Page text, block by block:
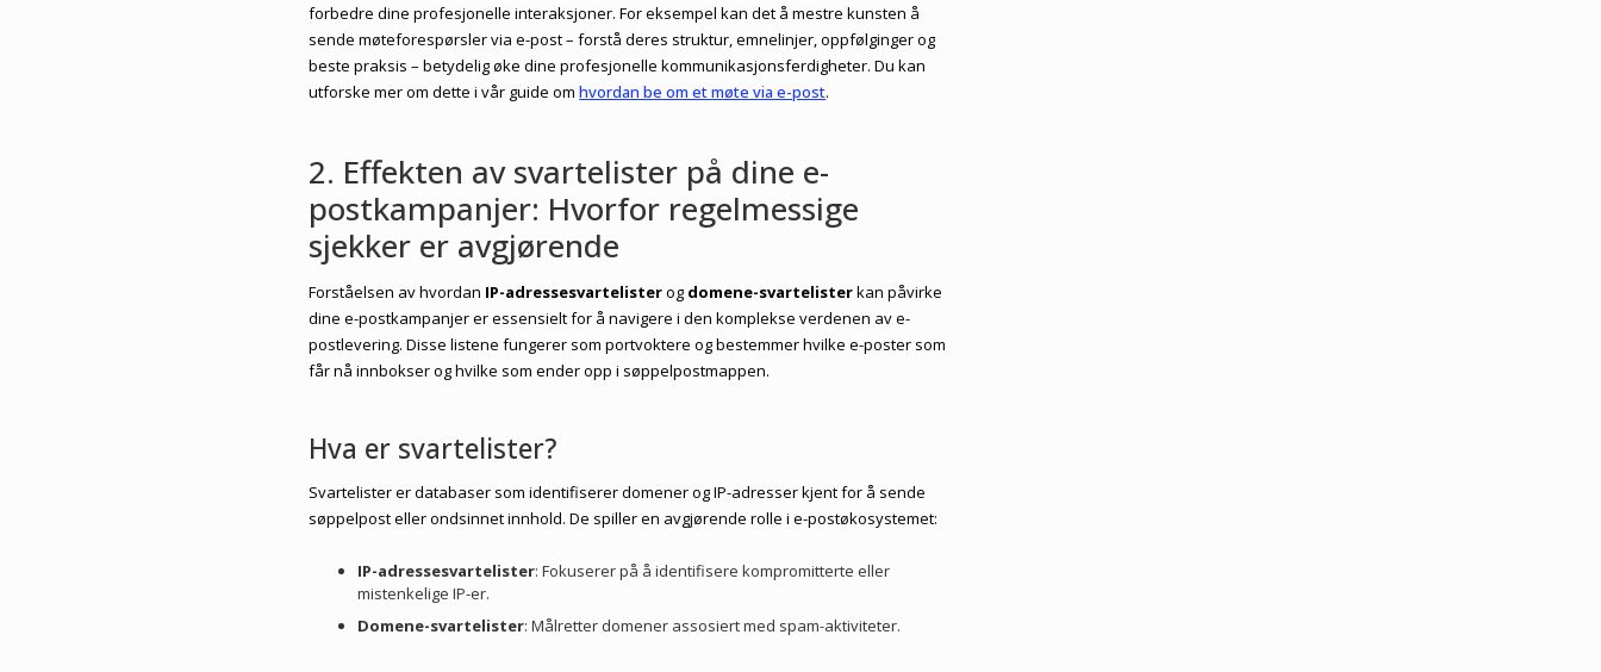
forbedre dine profesjonelle interaksjoner. For eksempel kan det å mestre kunsten å
sende møteforespørsler via e-post – forstå deres struktur, emnelinjer, oppfølginger og
beste praksis – betydelig øke dine profesjonelle kommunikasjonsferdigheter. Du kan
utforske mer om dette i vår guide omhvordan be om et møte via e-post.
2. Effekten av svartelister på dine e-
postkampanjer: Hvorfor regelmessige
sjekker er avgjørende
Forståelsen av hvordan IP-adressesvartelisterog domene-svartelisterkan påvirke
dine e-postkampanjer er essensielt for å navigere i den komplekse verdenen av e-
postlevering. Disse listene fungerer som portvoktere og bestemmer hvilke e-poster som
får nå innbokser og hvilke som ender opp i søppelpostmappen.
Hva er svartelister?
Svartelister er databaser som identifiserer domener og IP-adresser kjent for å sende
søppelpost eller ondsinnet innhold. De spiller en avgjørende rolle i e-postøkosystemet:
IP-adressesvartelister: Fokuserer på å identifisere kompromitterte eller
mistenkelige IP-er.
Domene-svartelister: Målretter domener assosiert med spam-aktiviteter.